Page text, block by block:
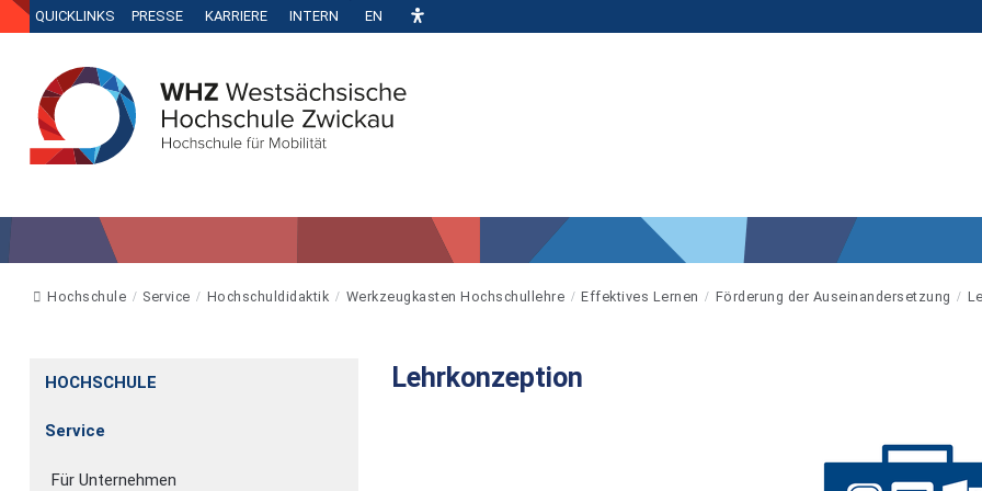
QUICKLINKS PRESSE KARRIERE INTERN EN
Hochschule Service Hochschuldidaktik Werkzeugkasten Hochschullehre Effektives Lernen Förderung der Auseinandersetzung
HOCHSCHULE
Service
Für Unternehmen
Lehrkonzeption